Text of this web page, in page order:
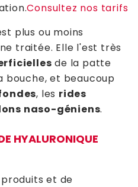
Consultez nos tarifs
plus ou moins
traitée. Elle l'est très
de la patte
bouche, et beaucoup
, les rides
naso-géniens.
HYALURONIQUE
et de